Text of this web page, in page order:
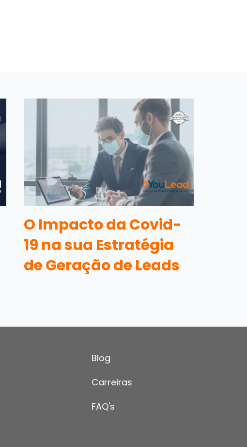
O Impacto da Covid-
19 na sua Estratégia
de Geração de Leads
Blog
Carreiras
FAQ's